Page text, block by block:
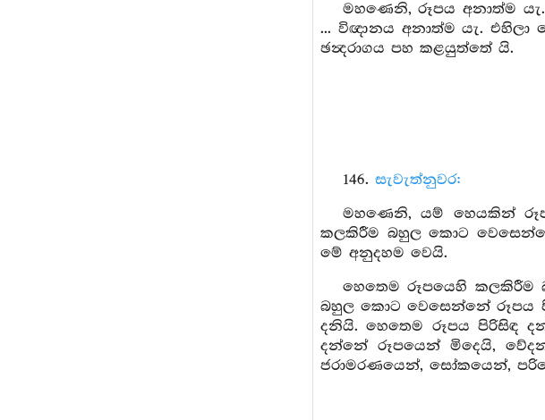
මහණෙනි, රූපය අනාත්ම යැ.
... විඥානය අනාත්ම යැ.
ඡන්‍දරාගය පහ කළයුත්තේ යි.
146. සැවැත්නුවර:
මහණෙනි, යම් හෙයකින්
කලකිරීම බහුල කොට
මේ අනුදහම වෙයි.
හෙතෙම රූපයෙහි කලකිරීම
බහුල කොට වෙසෙන්නේ රූපය
දනියි. හෙතෙම රූපය පිරිසිඳ
දන්නේ රූපයෙන් මිදෙයි,
ජරාමරණයෙන්, සෝකයෙන්,